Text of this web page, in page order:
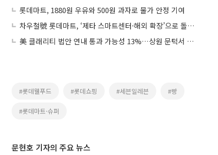
롯데마트, 1880원 우유와 500원 과자로 물가 안정 기여
차우철號 롯데마트, ‘제타 스마트센터·해외 확장’으로 돌파구 찾는다
美 클래리티 법안 연내 통과 가능성 13%…상원 문턱서 제동
#롯데웰푸드 #롯데쇼핑 #세븐일레븐 #빵
#롯데마트·슈퍼
문현호 기자의 주요 뉴스